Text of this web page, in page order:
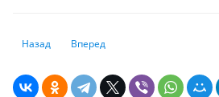
Предыдущий: Определен смартфон с
Назад Следующий: Перенос фото с
Вперед